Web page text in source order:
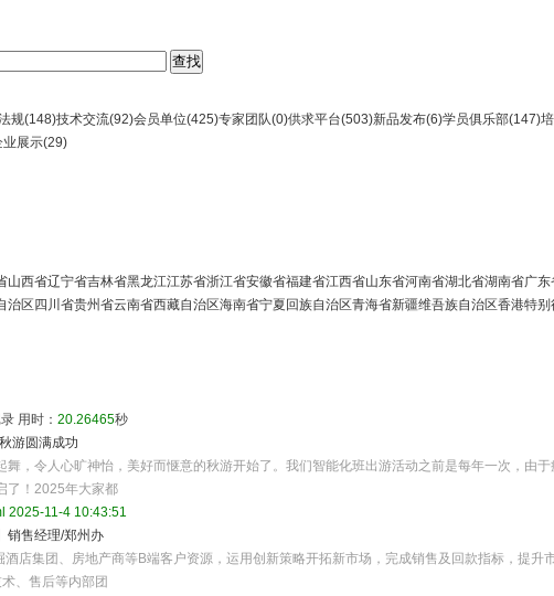
规(148)技术交流(92)会员单位(425)专家团队(0)供求平台(503)新品发布(6)学员俱乐部(147)培
业展示(29)
山西省辽宁省吉林省黑龙江江苏省浙江省安徽省福建省江西省山东省河南省湖北省湖南省广东
治区 四川省贵州省云南省西藏自治区海南省宁夏回族自治区青海省新疆维吾族自治区香港特别
用时： 20.26465秒
游圆满成功
，令人心旷神怡，美好而惬意的秋游开始了。我们智能化班出游活动之前是每年一次，由于
了！2025年大家都
2025-11-4 10:43:51
销售经理/郑州办
店集团、房地产商等B端客户资源，运用创新策略开拓新市场，完成销售及回款指标，提升
、售后等内部团